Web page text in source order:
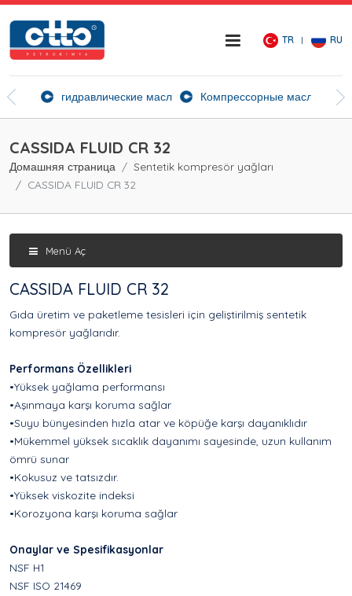
TR RU
агенты гидравлические масла Компрессорные масла
CASSIDA FLUID CR 32
Домашняя страница
Sentetik kompresör yağları
CASSIDA FLUID CR 32
Menü Aç
CASSIDA FLUID CR 32
Gıda üretim ve paketleme tesisleri için geliştirilmiş sentetik
kompresör yağlarıdır.
Performans Özellikleri
•Yüksek yağlama performansı
•Aşınmaya karşı koruma sağlar
•Suyu bünyesinden hızla atar ve köpüğe karşı dayanıklıdır
•Mükemmel yüksek sıcaklık dayanımı sayesinde, uzun kullanım
ömrü sunar
•Kokusuz ve tatsızdır.
•Yüksek viskozite indeksi
•Korozyona karşı koruma sağlar
Onaylar ve Spesifikasyonlar
NSF H1
NSF ISO 21469